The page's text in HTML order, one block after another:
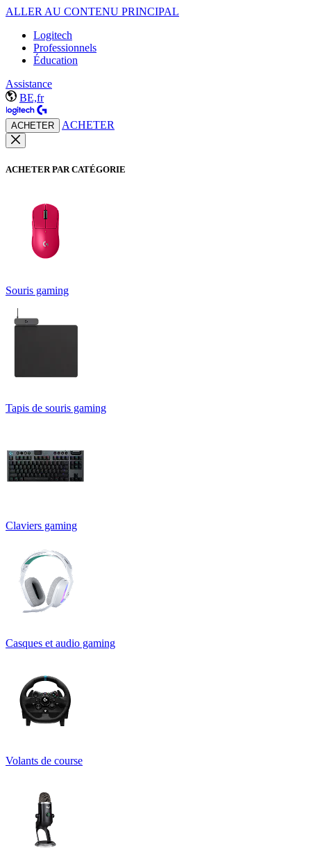
ALLER AU CONTENU PRINCIPAL
Logitech
Professionnels
Éducation
Assistance
BE,fr
ACHETER ACHETER
ACHETER PAR CATÉGORIE
Souris gaming
Tapis de souris gaming
Claviers gaming
Casques et audio gaming
Volants de course